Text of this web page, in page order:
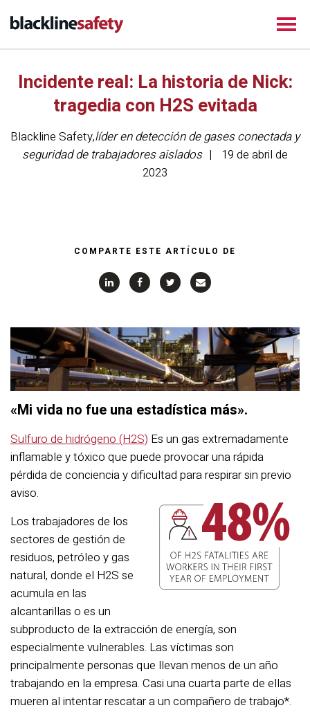
Incidente real: La historia de Nick:
tragedia con H2S evitada
Blackline Safety,líder en detección de gases conectada y
seguridad de trabajadores aislados
19 de abril de
2023
COMPARTE ESTE ARTÍCULO DE
«Mi vida no fue una estadística más».
Sulfuro de hidrógeno (H2S) Es un gas extremadamente
inflamable y tóxico que puede provocar una rápida
pérdida de conciencia y dificultad para respirar sin previo
aviso.
Los trabajadores de los
sectores de gestión de
residuos, petróleo y gas
natural, donde el H2S se
acumula en las
alcantarillas o es un
subproducto de la extracción de energía, son
especialmente vulnerables. Las víctimas son
principalmente personas que llevan menos de un año
trabajando en la empresa. Casi una cuarta parte de ellas
mueren al intentar rescatar a un compañero de trabajo*.